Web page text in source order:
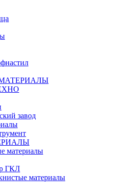
завод
материалы
ГКЛ
материалы